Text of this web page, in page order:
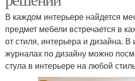
В каждом интерьере найдется
предмет мебели встречается в
от стиля, интерьера и дизайна.
журналах по дизайну можно
стула в интерьере на любой